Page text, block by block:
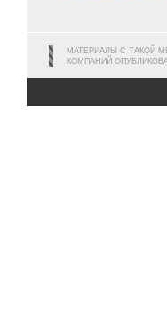
МАТЕРИАЛЫ С ТАКОЙ
КОМПАНИЙ